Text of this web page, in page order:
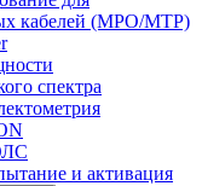
кабелей (MPO/MTP)
спектра
и активация